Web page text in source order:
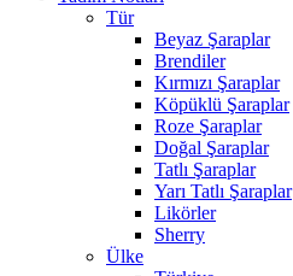
Tür
Beyaz Şaraplar
Brendiler
Kırmızı Şaraplar
Köpüklü Şaraplar
Roze Şaraplar
Doğal Şaraplar
Tatlı Şaraplar
Yarı Tatlı Şaraplar
Likörler
Sherry
Ülke